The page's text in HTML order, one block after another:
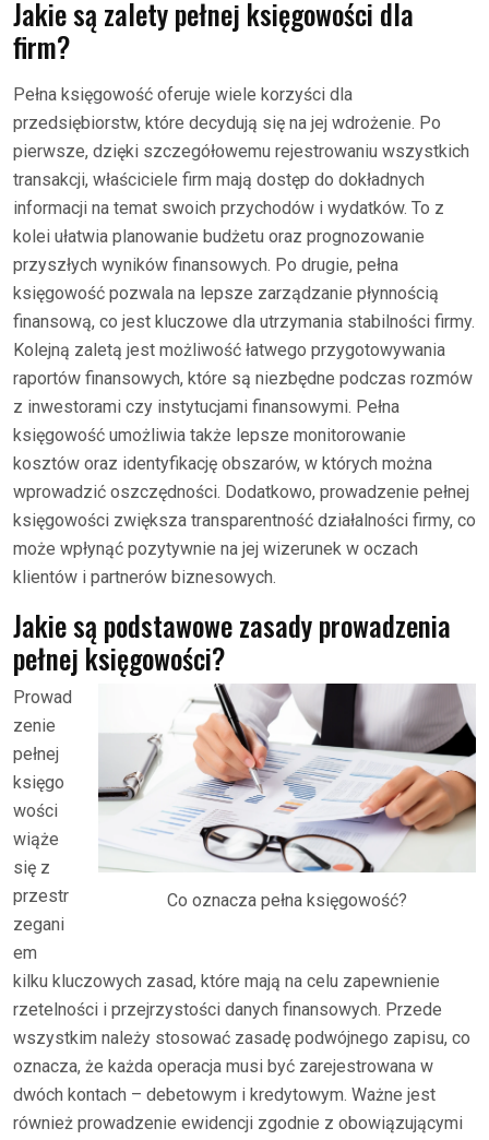
Jakie są zalety pełnej księgowości dla
firm?
Pełna księgowość oferuje wiele korzyści dla
przedsiębiorstw, które decydują się na jej wdrożenie. Po
pierwsze, dzięki szczegółowemu rejestrowaniu wszystkich
transakcji, właściciele firm mają dostęp do dokładnych
informacji na temat swoich przychodów i wydatków. To z
kolei ułatwia planowanie budżetu oraz prognozowanie
przyszłych wyników finansowych. Po drugie, pełna
księgowość pozwala na lepsze zarządzanie płynnością
finansową, co jest kluczowe dla utrzymania stabilności firmy.
Kolejną zaletą jest możliwość łatwego przygotowywania
raportów finansowych, które są niezbędne podczas rozmów
z inwestorami czy instytucjami finansowymi. Pełna
księgowość umożliwia także lepsze monitorowanie
kosztów oraz identyfikację obszarów, w których można
wprowadzić oszczędności. Dodatkowo, prowadzenie pełnej
księgowości zwiększa transparentność działalności firmy, co
może wpłynąć pozytywnie na jej wizerunek w oczach
klientów i partnerów biznesowych.
Jakie są podstawowe zasady prowadzenia
pełnej księgowości?
Co oznacza pełna księgowość?
Prowad
zenie
pełnej
księgo
wości
wiąże
się z
przestr
zegani
em
kilku kluczowych zasad, które mają na celu zapewnienie
rzetelności i przejrzystości danych finansowych. Przede
wszystkim należy stosować zasadę podwójnego zapisu, co
oznacza, że każda operacja musi być zarejestrowana w
dwóch kontach – debetowym i kredytowym. Ważne jest
również prowadzenie ewidencji zgodnie z obowiązującymi